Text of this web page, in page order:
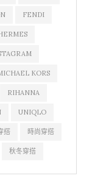
FENDI
KORS
RIHANNA
UNIQLO
搭 時尚穿搭
秋冬穿搭